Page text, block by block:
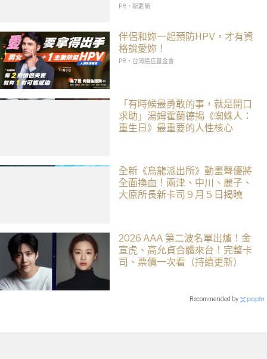
PR・新素簡
伴侶和妳一起預防HPV，才有資
格說愛妳！
PR・台灣癌症基金會
「有時候最勇敢的事，就是開口
求助」湯姆霍蘭德揭《蜘蛛人：
重生日》最重要的人性核心
全新《烏龍派出所》動畫聲優將
全面換血！兩津、中川、麗子、
大原所長新卡司 9 月 5 日揭曉
2026 AAA 第二波名單出爐！金
宣虎、高允貞合體來台！完整卡
司、票價一次看（持續更新）
Recommended by